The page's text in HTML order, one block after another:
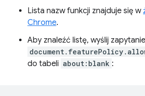
Lista nazw funkcji znajduje się w
Chrome.
Aby znaleźć listę, wyślij zapytanie
do tabeli about:blank :